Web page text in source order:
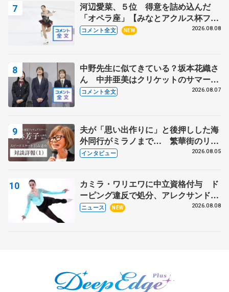
河辺愛菜、５位 得意を詰め込んだ
「オペラ座」【みなとアクルス杯フリ
ー】
コメント全文 NEW 2026.08.08
中野先生に似てきている？坂本花織さ
ん 中井亜美はクリケットのサマーキ
ャンプに 島田麻央はたくさん試合に
コメント全文 2026.08.07
夫が「思い出作りに」と後押しした海
外同行がミラノまで… 繁華街のリン
クでは不良のお兄さんも味方に 小林
インタビュー 2026.08.05
カミラ・ワリエワに中立資格付与 ド
ーピング違反で処分、アレクサンド
ラ・イグナトワも
ニュース NEW 2026.08.08